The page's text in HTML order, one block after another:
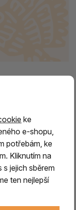
anejkrásnějších
z řeckého
barvu.
svou krásu a
a dekorativních
ke
e-shopu,
potřebám, ke
Kliknutím na
s jejich sběrem
ten nejlepší